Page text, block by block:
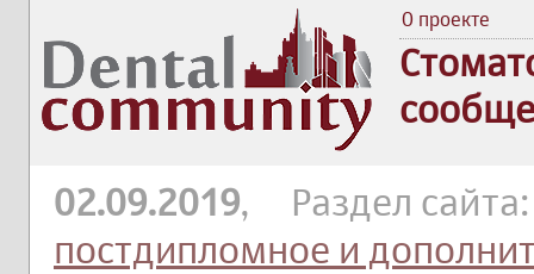
О проекте
02.09.2019, Раздел
постдипломное и